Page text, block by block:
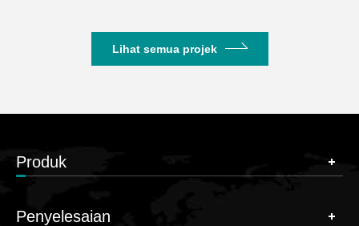
Lihat semua projek
Produk
Penyelesaian